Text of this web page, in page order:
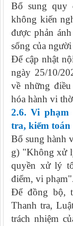
Bổ sung quy
không kiến
được phản
sống của người
Để cập nhật
ngày 25/10/
về những
hóa hành vi
2.6.Vi phạm
tra, kiểm toán
Bổ sung hành
g) "Không xử
quyền xử lý
điểm, vi
Để đồng bộ,
Thanh tra,
trách nhiệm